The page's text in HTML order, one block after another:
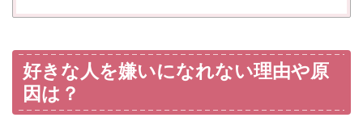
好きな人を嫌いになれない理由や原
因は？